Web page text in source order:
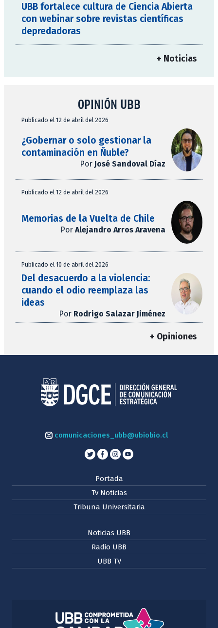
UBB fortalece cultura de Ciencia Abierta
con webinar sobre revistas científicas
depredadoras
+ Noticias
OPINIÓN UBB
Publicado el 12 de abril del 2026
¿Gobernar o solo gestionar la
contaminación en Ñuble?
Por José Sandoval Díaz
Publicado el 12 de abril del 2026
Memorias de la Vuelta de Chile
Por Alejandro Arros Aravena
Publicado el 10 de abril del 2026
Del desacuerdo a la violencia:
cuando el odio reemplaza las
ideas
Por Rodrigo Salazar Jiménez
+ Opiniones
comunicaciones_ubb@ubiobio.cl
Portada
Tv Noticias
Tribuna Universitaria
Noticias UBB
Radio UBB
UBB TV